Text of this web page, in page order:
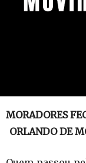
MORADORES
ORLANDO DE